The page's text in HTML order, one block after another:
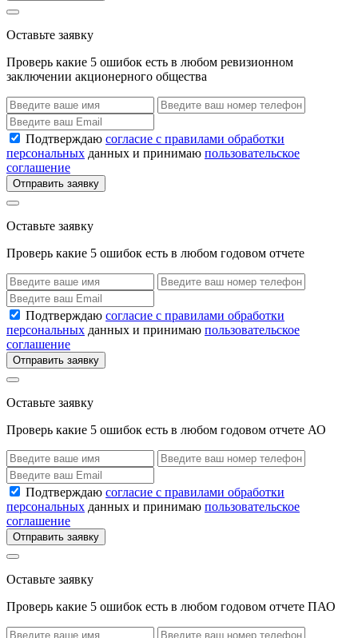
Оставьте заявку
Проверь какие 5 ошибок есть в любом ревизионном
заключении акционерного общества
Подтверждаю согласие с правилами обработки
персональных данных и принимаю пользовательское
соглашение
Отправить заявку
Оставьте заявку
Проверь какие 5 ошибок есть в любом годовом отчете
Подтверждаю согласие с правилами обработки
персональных данных и принимаю пользовательское
соглашение
Отправить заявку
Оставьте заявку
Проверь какие 5 ошибок есть в любом годовом отчете АО
Подтверждаю согласие с правилами обработки
персональных данных и принимаю пользовательское
соглашение
Отправить заявку
Оставьте заявку
Проверь какие 5 ошибок есть в любом годовом отчете ПАО